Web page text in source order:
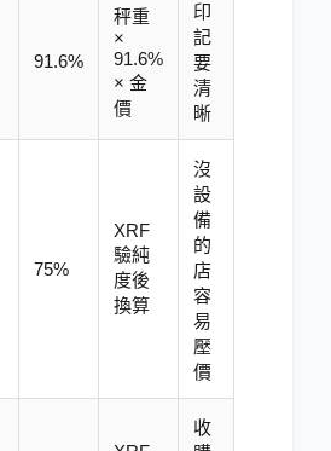
91.6%
秤重
×
91.6%
× 金
價
印
記
要
清
晰
75%
XRF
驗純
度後
換算
沒
設
備
的
店
容
易
壓
價
收